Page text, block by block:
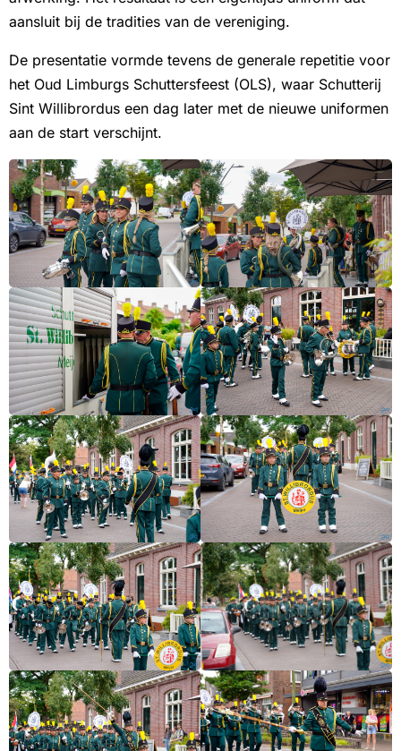
aansluit bij de tradities van de vereniging.
De presentatie vormde tevens de generale repetitie voor
het Oud Limburgs Schuttersfeest (OLS), waar Schutterij
Sint Willibrordus een dag later met de nieuwe uniformen
aan de start verschijnt.